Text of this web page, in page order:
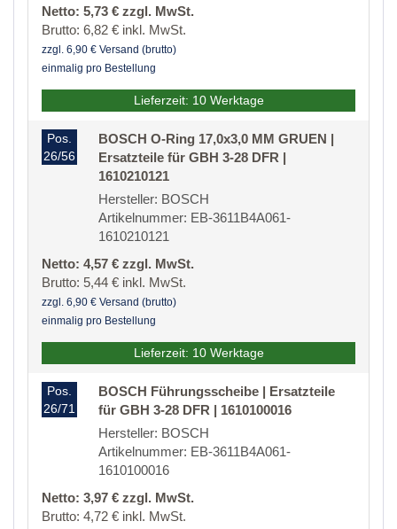
Netto: 5,73 € zzgl. MwSt.
Brutto: 6,82 € inkl. MwSt.
zzgl. 6,90 € Versand (brutto)
einmalig pro Bestellung
Lieferzeit: 10 Werktage
Pos.
26/56
BOSCH O-Ring 17,0x3,0 MM GRUEN |
Ersatzteile für GBH 3-28 DFR |
1610210121
Hersteller: BOSCH
Artikelnummer: EB-3611B4A061-
1610210121
Netto: 4,57 € zzgl. MwSt.
Brutto: 5,44 € inkl. MwSt.
zzgl. 6,90 € Versand (brutto)
einmalig pro Bestellung
Lieferzeit: 10 Werktage
Pos.
26/71
BOSCH Führungsscheibe | Ersatzteile
für GBH 3-28 DFR | 1610100016
Hersteller: BOSCH
Artikelnummer: EB-3611B4A061-
1610100016
Netto: 3,97 € zzgl. MwSt.
Brutto: 4,72 € inkl. MwSt.